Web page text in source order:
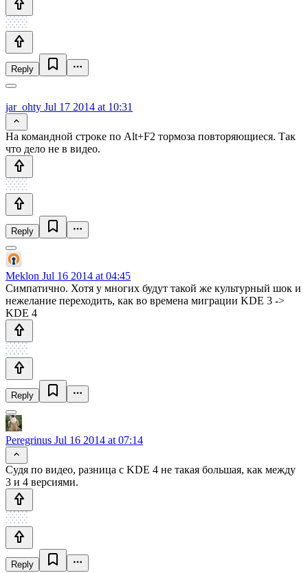
Reply
jar_ohty Jul 17 2014 at 10:31
На командной строке по Alt+F2 тормоза повторяющиеся. Так
что дело не в видео.
Reply
Meklon Jul 16 2014 at 04:45
Симпатично. Хотя у многих будут такой же культурный шок и
нежелание переходить, как во времена миграции KDE 3 ->
KDE 4
Reply
Peregrinus Jul 16 2014 at 07:14
Судя по видео, разница с KDE 4 не такая большая, как между
3 и 4 версиями.
Reply